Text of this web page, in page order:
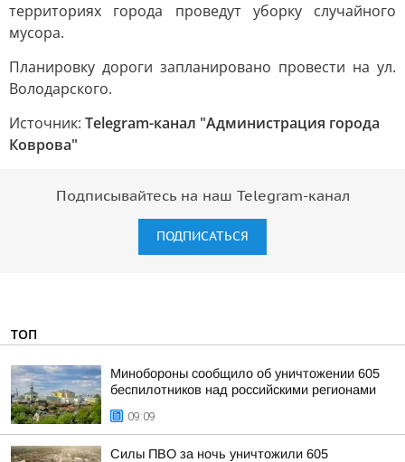
территориях города проведут уборку случайного
мусора.
Планировку дороги запланировано провести на ул.
Володарского.
Источник: Telegram-канал "Администрация города
Коврова"
Подписывайтесь на наш Telegram-канал
ПОДПИСАТЬСЯ
ТОП
Минобороны сообщило об уничтожении 605
беспилотников над российскими регионами
09:09
Силы ПВО за ночь уничтожили 605